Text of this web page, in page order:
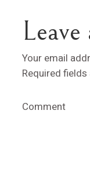
Your email
Required
Comment